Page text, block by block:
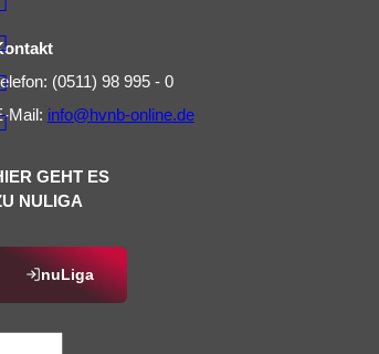
(0511) 98 995 - 0
Mail: info@hvnb-online.de
GEHT ES
NULIGA
nuLiga